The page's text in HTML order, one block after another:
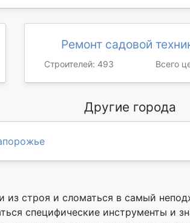
Ремонт садовой
Строителей: 493 Всего
Другие города
строя и сломаться в самый
специфические инструменты и